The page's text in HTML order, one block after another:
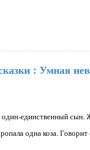
: Умная
единственный сын.
одна коза. Говорит